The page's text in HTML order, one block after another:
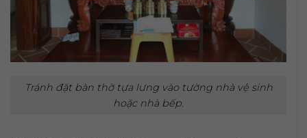
Tránh đặt bàn thờ tựa lưng vào tường nhà vệ sinh
hoặc nhà bếp.